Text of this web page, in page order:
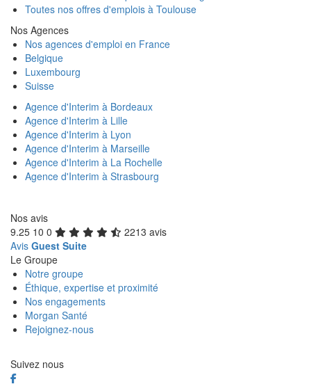
Toutes nos offres d'emplois à Toulouse
Nos Agences
Nos agences d'emploi en France
Belgique
Luxembourg
Suisse
Agence d'Interim à Bordeaux
Agence d'Interim à Lille
Agence d'Interim à Lyon
Agence d'Interim à Marseille
Agence d'Interim à La Rochelle
Agence d'Interim à Strasbourg
Nos avis
9.25 10 0
2213 avis
Avis Guest Suite
Le Groupe
Notre groupe
Éthique, expertise et proximité
Nos engagements
Morgan Santé
Rejoignez-nous
Suivez nous